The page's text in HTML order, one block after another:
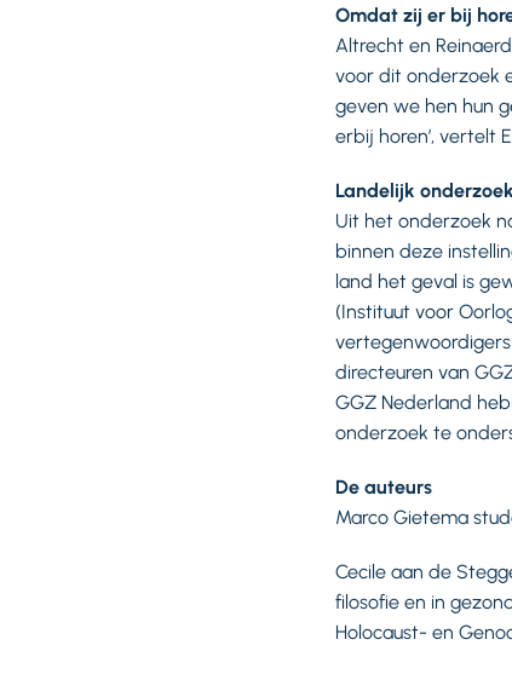
Omdat zij er bij
Altrecht en
voor dit onderzoek
geven we hen hun
erbij horen’, vertelt
Landelijk onderzoek
Uit het onderzoek
binnen deze
land het geval is
(Instituut voor
directeuren van
GGZ Nederland
onderzoek te
De auteurs
Marco Gietema
Cecile aan de
filosofie en in
Holocaust- en